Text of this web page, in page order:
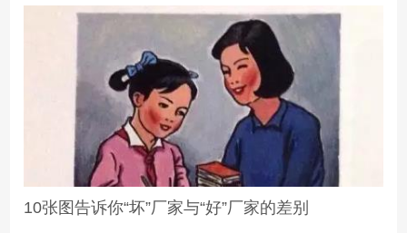
10张图告诉你“坏”厂家与“好”厂家的差别